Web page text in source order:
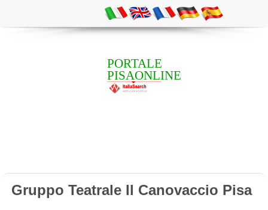
PORTALE
PISAONLINE
Gruppo Teatrale Il Canovaccio Pisa